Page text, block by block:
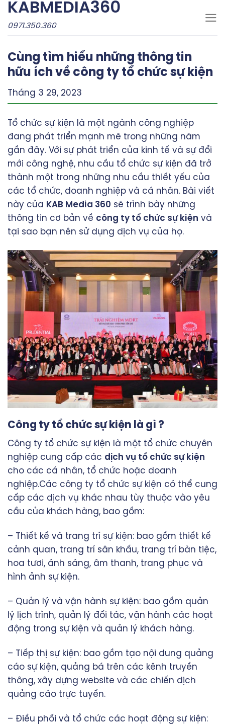
SkipKABMEDIA360
0971.350.360
Cùng tìm hiểu những thông tin
hữu ích về công ty tổ chức sự kiện
Tháng 3 29, 2023
Tổ chức sự kiện là một ngành công nghiệp
đang phát triển mạnh mẽ trong những năm
gần đây. Với sự phát triển của kinh tế và sự đổi
mới công nghệ, nhu cầu tổ chức sự kiện đã trở
thành một trong những nhu cầu thiết yếu của
các tổ chức, doanh nghiệp và cá nhân. Bài viết
này của KAB Media 360 sẽ trình bày những
thông tin cơ bản về công ty tổ chức sự kiện và
tại sao bạn nên sử dụng dịch vụ của họ.
Công ty tổ chức sự kiện là gì ?
Công ty tổ chức sự kiện là một tổ chức chuyên
nghiệp cung cấp các dịch vụ tổ chức sự kiện
cho các cá nhân, tổ chức hoặc doanh
nghiệp.Các công ty tổ chức sự kiện có thể cung
cấp các dịch vụ khác nhau tùy thuộc vào yêu
cầu của khách hàng, bao gồm:
– Thiết kế và trang trí sự kiện: bao gồm thiết kế
cảnh quan, trang trí sân khấu, trang trí bàn tiệc,
hoa tươi, ánh sáng, âm thanh, trang phục và
hình ảnh sự kiện.
– Quản lý và vận hành sự kiện: bao gồm quản
lý lịch trình, quản lý đối tác, vận hành các hoạt
động trong sự kiện và quản lý khách hàng.
– Tiếp thị sự kiện: bao gồm tạo nội dung quảng
cáo sự kiện, quảng bá trên các kênh truyền
thông, xây dựng website và các chiến dịch
quảng cáo trực tuyến.
– Điều phối và tổ chức các hoạt động sự kiện: